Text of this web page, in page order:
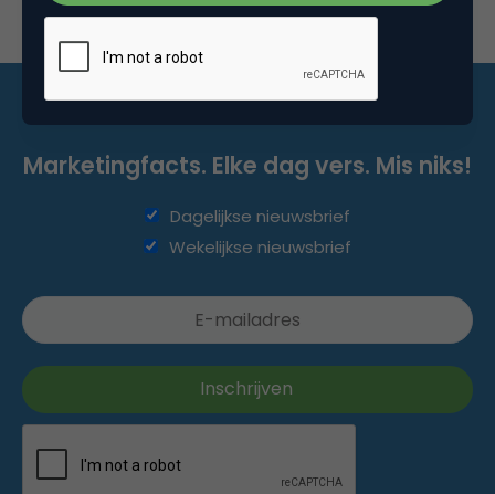
Marketingfacts. Elke dag vers. Mis niks!
Dagelijkse nieuwsbrief
Wekelijkse nieuwsbrief